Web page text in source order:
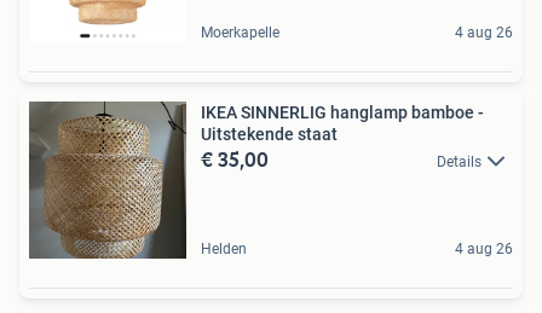
Moerkapelle 4 aug 26
IKEA SINNERLIG hanglamp bamboe -
Uitstekende staat
€ 35,00 Details
Helden 4 aug 26